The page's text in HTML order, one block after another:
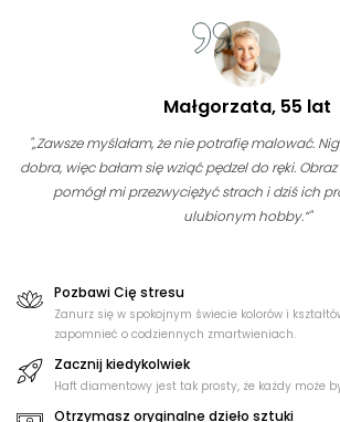
Małgorzata, 55 lat
"„Zawsze myślałam, że nie potrafię malować.
dobra, więc bałam się wziąć pędzel do ręki.
pomógł mi przezwyciężyć strach i dziś ich
ulubionym hobby.“"
Pozbawi Cię stresu
Zanurz się w spokojnym świecie kolorów i
zapomnieć o codziennych zmartwieniach.
Zacznij kiedykolwiek
Haft diamentowy jest tak prosty, że każdy może
Otrzymasz oryginalne dzieło sztuki